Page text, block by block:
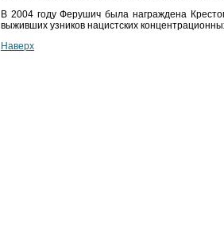
В 2004 году Ферушич была награждена
выживших узников нацистских
Наверх